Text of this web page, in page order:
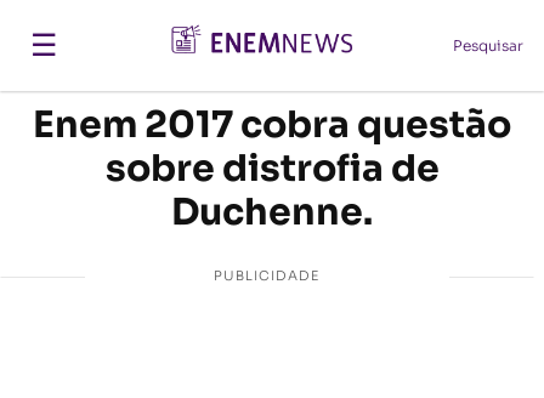
☰ Pesquisar
Enem 2017 cobra questão
sobre distrofia de
Duchenne.